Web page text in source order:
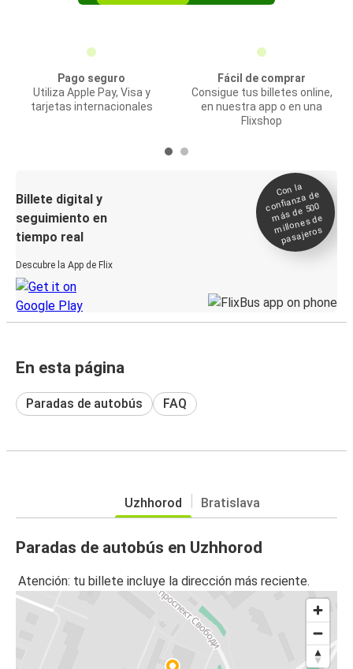
Pago seguro
Utiliza Apple Pay, Visa y
tarjetas internacionales
Fácil de comprar
Consigue tus billetes online,
en nuestra app o en una
Flixshop
Billete digital y
seguimiento en
tiempo real
Descubre la App de Flix
Con la
confianza de
más de 500
millones de
pasajeros
En esta página
Paradas de autobús FAQ
Uzhhorod Bratislava
Paradas de autobús en Uzhhorod
Atención: tu billete incluye la dirección más reciente.